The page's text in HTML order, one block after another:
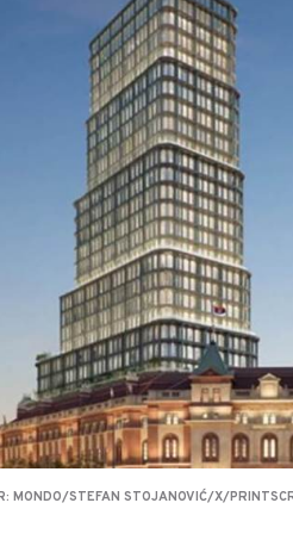
MONDO/STEFAN STOJANOVIĆ/X/